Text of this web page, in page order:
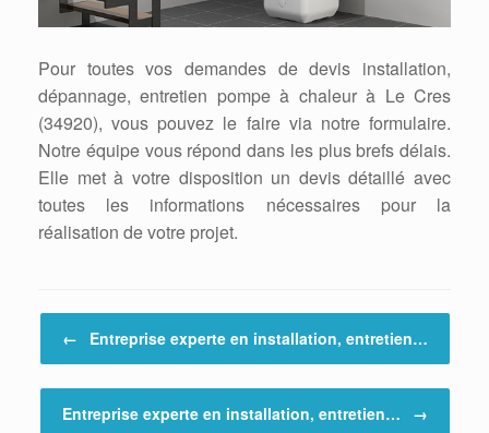
Pour toutes vos demandes de devis installation,
dépannage, entretien pompe à chaleur à Le Cres
(34920), vous pouvez le faire via notre formulaire.
Notre équipe vous répond dans les plus brefs délais.
Elle met à votre disposition un devis détaillé avec
toutes les informations nécessaires pour la
réalisation de votre projet.
← Entreprise experte en installation, entretien…
Entreprise experte en installation, entretien… →